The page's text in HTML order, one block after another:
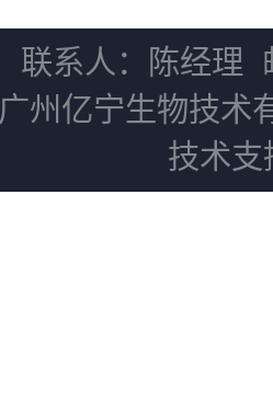
联系人：陈经理
广州亿宁生物技术
技术